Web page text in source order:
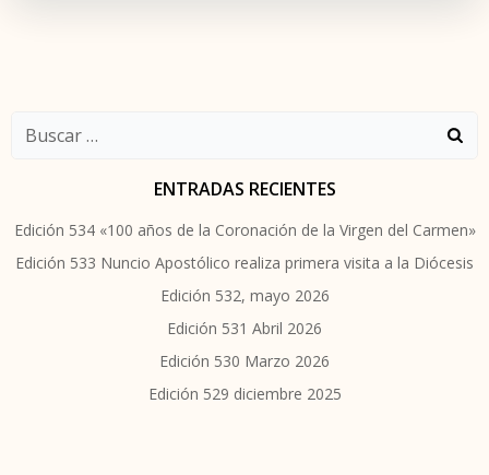
Buscar:
ENTRADAS RECIENTES
Edición 534 «100 años de la Coronación de la Virgen del Carmen»
Edición 533 Nuncio Apostólico realiza primera visita a la Diócesis
Edición 532, mayo 2026
Edición 531 Abril 2026
Edición 530 Marzo 2026
Edición 529 diciembre 2025